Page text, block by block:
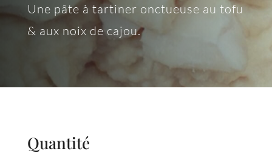
Une pâte à tartiner onctueuse au tofu
& aux noix de cajou.
Quantité